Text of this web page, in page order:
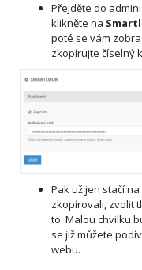
Přejděte do
klikněte na
poté se vám
zkopírujte číselný
Pak už jen stačí
zkopírovali, zvolit
to. Malou chvilku
se již můžete
webu.